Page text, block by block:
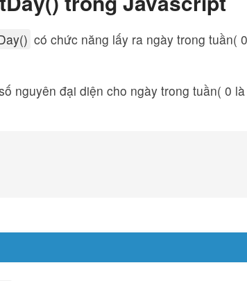
có chức năng lấy ra ngày trong tuần(
nguyên đại diện cho ngày trong tuần( 0